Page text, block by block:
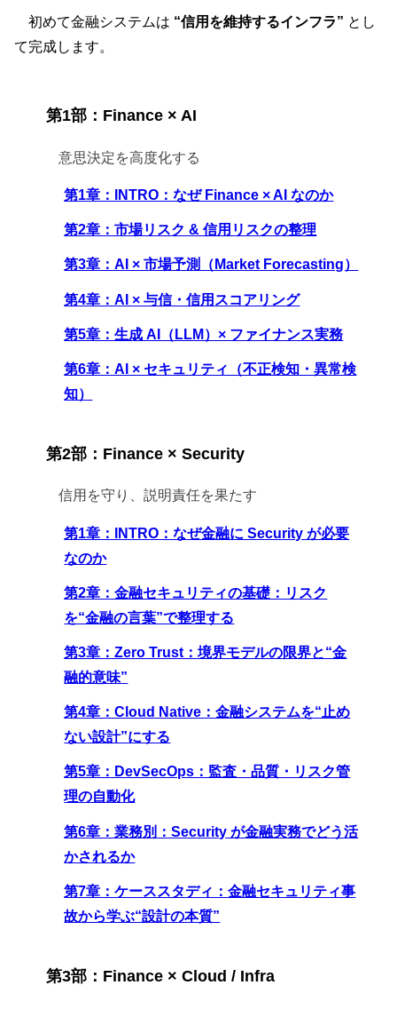
初めて金融システムは “信用を維持するインフラ” とし
て完成します。
第1部：Finance × AI
意思決定を高度化する
第1章：INTRO：なぜ Finance × AI なのか
第2章：市場リスク & 信用リスクの整理
第3章：AI × 市場予測（Market Forecasting）
第4章：AI × 与信・信用スコアリング
第5章：生成 AI（LLM）× ファイナンス実務
第6章：AI × セキュリティ（不正検知・異常検
知）
第2部：Finance × Security
信用を守り、説明責任を果たす
第1章：INTRO：なぜ金融に Security が必要
なのか
第2章：金融セキュリティの基礎：リスク
を“金融の言葉”で整理する
第3章：Zero Trust：境界モデルの限界と“金
融的意味”
第4章：Cloud Native：金融システムを“止め
ない設計”にする
第5章：DevSecOps：監査・品質・リスク管
理の自動化
第6章：業務別：Security が金融実務でどう活
かされるか
第7章：ケーススタディ：金融セキュリティ事
故から学ぶ“設計の本質”
第3部：Finance × Cloud / Infra